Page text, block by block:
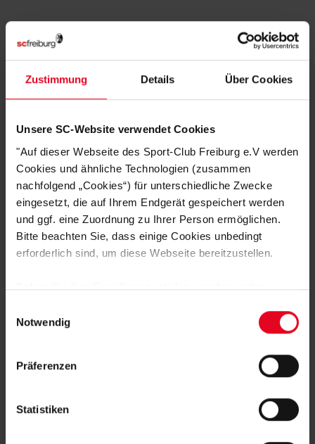
Zustimmung Details Über Cookies
Unsere SC-Website verwendet Cookies
"Auf dieser Webseite des Sport-Club Freiburg e.V werden
Cookies und ähnliche Technologien (zusammen
nachfolgend „Cookies“) für unterschiedliche Zwecke
eingesetzt, die auf Ihrem Endgerät gespeichert werden
und ggf. eine Zuordnung zu Ihrer Person ermöglichen.
Bitte beachten Sie, dass einige Cookies unbedingt
erforderlich sind, um diese Webseite bereitzustellen.
Sofern Sie Ihre Einwilligung erteilen, werden weitere
Daten von Ihnen (z.B. persönlichen Identifikatoren oder
IP-Adressen) verarbeitet werden. Durch Klicken auf den
Speicherung aller aufgeführten Cookies und der
Daten für die unten jeweils angegebene Zwecke gem. §
25 Abs. 1 TDDDG, Art. 6 Abs. 1 lit. a DSGVO zu. Sie
Notwendig
Präferenzen
Statistiken
SC Freiburg